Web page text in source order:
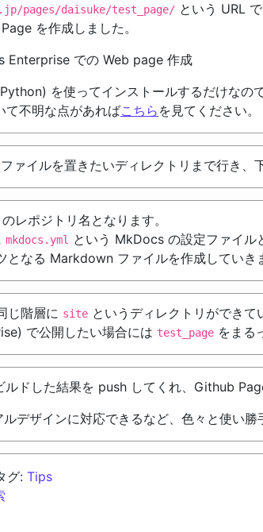
pages/daisuke/test_page/ という URL
を作成しました。
Enterprise での Web page 作成
を使ってインストールするだけなの
不明な点があればこちら を見てください。
ァイルを置きたいディレクトリまで行き、
レポジトリ名となります。
mkdocs.yml という MkDocs の設定ファイル
となる Markdown ファイルを作成していき
じ階層に site というディレクトリができて
で公開したい場合には test_page をまる
ドした結果を push してくれ、Github
デザインに対応できるなど、色々と使い
グ: Tips
ョン